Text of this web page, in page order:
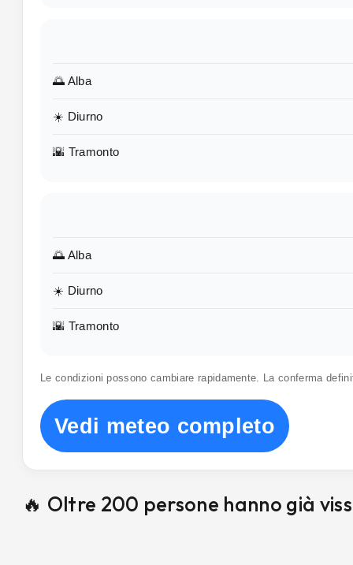
🌅 Alba
☀️ Diurno
🌇 Tramonto
🌅 Alba
☀️ Diurno
🌇 Tramonto
Le condizioni possono cambiare rapidamente. La conferma
Vedi meteo completo
🔥 Oltre 200 persone hanno già